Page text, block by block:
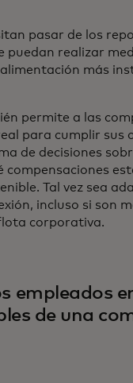
pasar de los
puedan realizar
más
permite a las
para cumplir sus
de decisiones
Tal vez sea
incluso si son
corporativa.
empleados
de una